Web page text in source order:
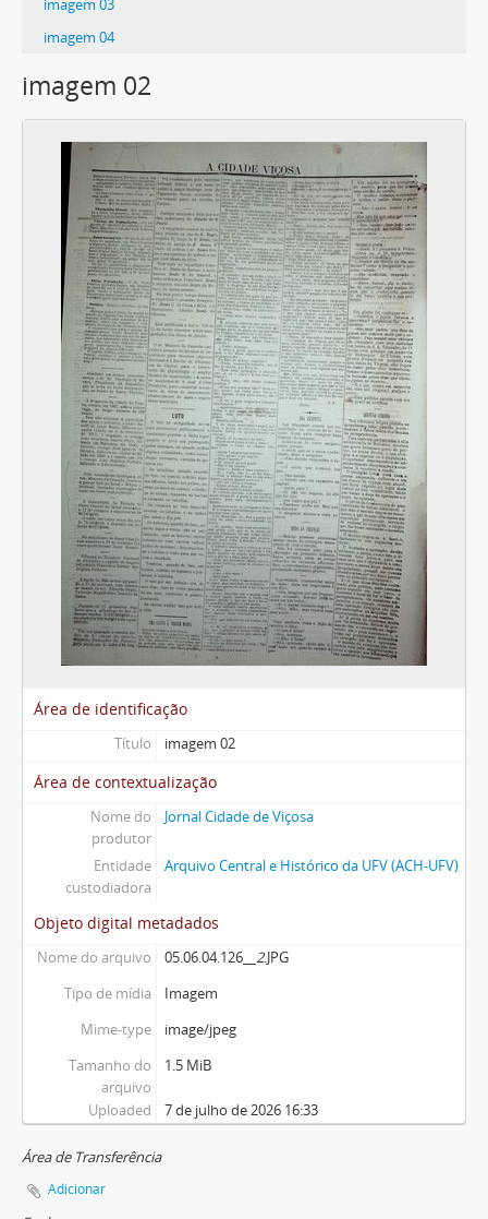
imagem 03
imagem 04
imagem 02
Área de identificação
Título imagem 02
Área de contextualização
Nome do
produtor
Jornal Cidade de Viçosa
Entidade
custodiadora
Arquivo Central e Histórico da UFV (ACH-UFV)
Objeto digital metadados
Nome do arquivo 05.06.04.126__ 2.JPG
Tipo de mídia
Imagem
Mime-type
image/jpeg
Tamanho do
arquivo
1.5 MiB
Uploaded 7 de julho de 2026 16:33
Área de Transferência
Adicionar